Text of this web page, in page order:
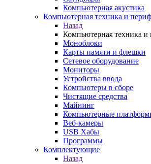
Компьютерная акустика
Компьютерная техника и
Назад
Компьютерная техника и
Моноблоки
Карты памяти и флешки
Сетевое оборудование
Мониторы
Устройства ввода
Компьютеры в сборе
Чистящие средства
Майнинг
Компьютерные
Веб-камеры
USB Хабы
Программы
Комплектующие
Назад